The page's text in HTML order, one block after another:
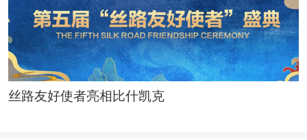
丝路友好使者亮相比什凯克